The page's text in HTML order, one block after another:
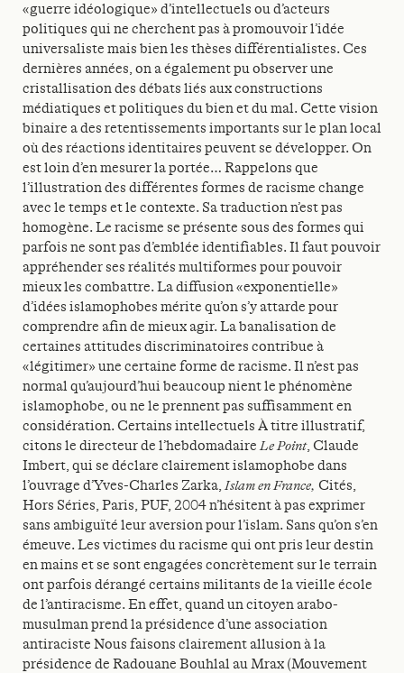
«guerre idéologique» d’intellectuels ou d’acteurs
politiques qui ne cherchent pas à promouvoir l’idée
universaliste mais bien les thèses différentialistes. Ces
dernières années, on a également pu observer une
cristallisation des débats liés aux constructions
médiatiques et politiques du bien et du mal. Cette vision
binaire a des retentissements importants sur le plan local
où des réactions identitaires peuvent se développer. On
est loin d’en mesurer la portée… Rappelons que
l’illustration des différentes formes de racisme change
avec le temps et le contexte. Sa traduction n’est pas
homogène. Le racisme se présente sous des formes qui
parfois ne sont pas d’emblée identifiables. Il faut pouvoir
appréhender ses réalités multiformes pour pouvoir
mieux les combattre. La diffusion «exponentielle»
d’idées islamophobes mérite qu’on s’y attarde pour
comprendre afin de mieux agir. La banalisation de
certaines attitudes discriminatoires contribue à
«légitimer» une certaine forme de racisme. Il n’est pas
normal qu’aujourd’hui beaucoup nient le phénomène
islamophobe, ou ne le prennent pas suffisamment en
considération. Certains intellectuels À titre illustratif,
citons le directeur de l’hebdomadaireLe Point, Claude
Imbert, qui se déclare clairement islamophobe dans
l’ouvrage d’Yves-Charles Zarka,Islam en France, Cités,
Hors Séries, Paris, PUF, 2004 n’hésitent à pas exprimer
sans ambiguïté leur aversion pour l’islam. Sans qu’on s’en
émeuve. Les victimes du racisme qui ont pris leur destin
en mains et se sont engagées concrètement sur le terrain
ont parfois dérangé certains militants de la vieille école
de l’antiracisme. En effet, quand un citoyen arabo-
musulman prend la présidence d’une association
antiraciste Nous faisons clairement allusion à la
présidence de Radouane Bouhlal au Mrax (Mouvement